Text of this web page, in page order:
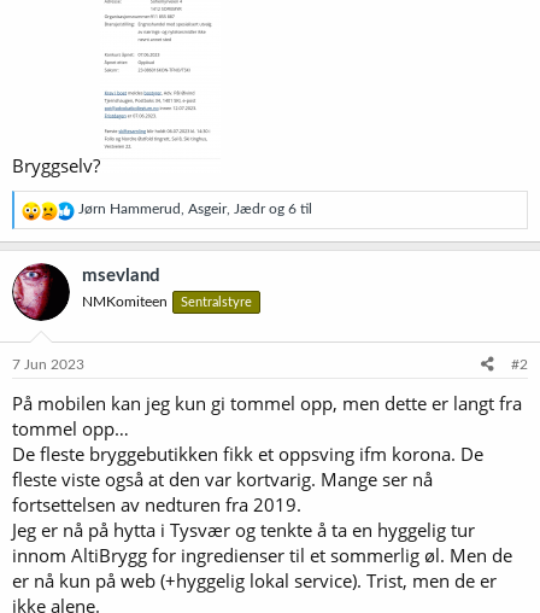
Bryggselv?
R
e
a
n
e
:
Jørn Hammerud Asgeir, Jædrog 6 til
msevland
NMKomiteen Sentralstyre
7 Jun 2023 #2
På mobilen kan jeg kun gi tommel opp, men dette er langt fra
tommel opp…
De fleste bryggebutikken fikk et oppsving ifm korona. De
fleste viste også at den var kortvarig. Mange ser nå
fortsettelsen av nedturen fra 2019.
Jeg er nå på hytta i Tysvær og tenkte å ta en hyggelig tur
innom AltiBrygg for ingredienser til et sommerlig øl. Men de
er nå kun på web (+hyggelig lokal service). Trist, men de er
ikke alene.